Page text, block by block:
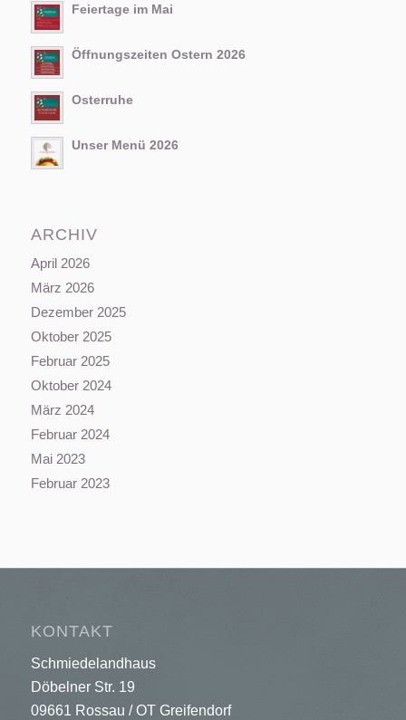
Feiertage im Mai
Öffnungszeiten Ostern 2026
Osterruhe
Unser Menü 2026
ARCHIV
April 2026
März 2026
Dezember 2025
Oktober 2025
Februar 2025
Oktober 2024
März 2024
Februar 2024
Mai 2023
Februar 2023
KONTAKT
Schmiedelandhaus
Döbelner Str. 19
09661 Rossau / OT Greifendorf